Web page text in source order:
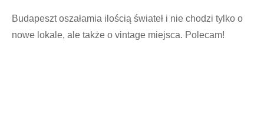
Budapeszt oszałamia ilością świateł i nie chodzi tylko o
nowe lokale, ale także o vintage miejsca. Polecam!